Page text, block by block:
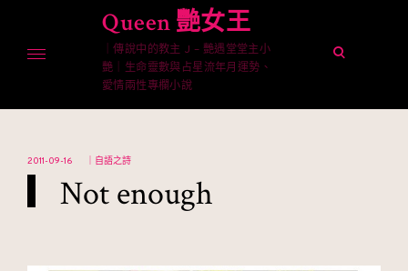
content
Queen 艷女王
｜傳說中的教主 J – 艷遇堂堂主小
艷｜生命靈數與占星流年月運勢、
愛情兩性專欄小說
open
2011-09-16 ｜自語之詩
▎Not enough